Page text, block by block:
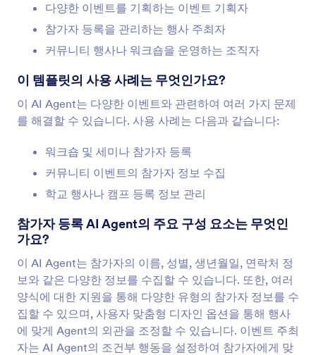
다양한 이벤트를 기획하는 이벤트 기획자
참가자 등록을 관리하는 행사 주최자
커뮤니티 행사나 워크숍을 운영하는 조직자
이 템플릿의 사용 사례는 무엇인가요?
이 AI Agent는 다양한 이벤트와 관련하여 여러 가지 문제
를 해결할 수 있습니다. 사용 사례는 다음과 같습니다:
워크숍 및 세미나 참가자 등록
커뮤니티 이벤트의 참가자 정보 수집
학교 행사나 캠프 등록 정보 관리
참가자 등록 AI Agent의 주요 구성 요소는 무엇인
가요?
이 AI Agent는 참가자의 이름, 성별, 생년월일, 연락처 정
보와 같은 다양한 정보를 수집할 수 있습니다. 또한, 여러
양식에 대한 지원을 통해 다양한 유형의 참가자 정보를 수
집할 수 있으며, 사용자 맞춤형 디자인 옵션을 통해 행사
에 맞게 Agent의 외관을 조정할 수 있습니다. 이벤트 주최
자는 AI Agent의 조건부 행동을 설정하여 참가자에게 맞